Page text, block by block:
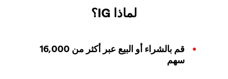
لماذا IG؟
قم بالشراء أو البيع عبر أكثر من 16,000
سهم